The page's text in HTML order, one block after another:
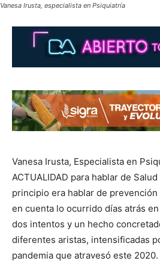
Vanesa Irusta, especialista en Psiquiatría
Vanesa Irusta, Especialista en
ACTUALIDAD para hablar de
principio era hablar de
en cuenta lo ocurrido días atrás
dos intentos y un hecho
diferentes aristas, intensificadas
pandemia que atravesó este 2020.